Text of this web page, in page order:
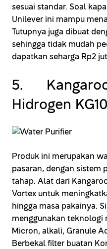
sesuai standar. Soal
Unilever ini mampu
Tutupnya juga dibuat
sehingga tidak mudah
dapatkan seharga Rp2
5.
Hidrogen
Produk ini merupakan
pasaran, dengan sistem
tahap. Alat dari
Vortex untuk
hingga masa pakainya.
menggunakan teknologi
Micron, alkali, Granule
Berbekal filter buatan